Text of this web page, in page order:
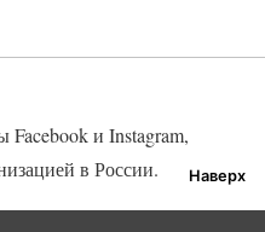
Наверх
Facebook и Instagram,
в России.